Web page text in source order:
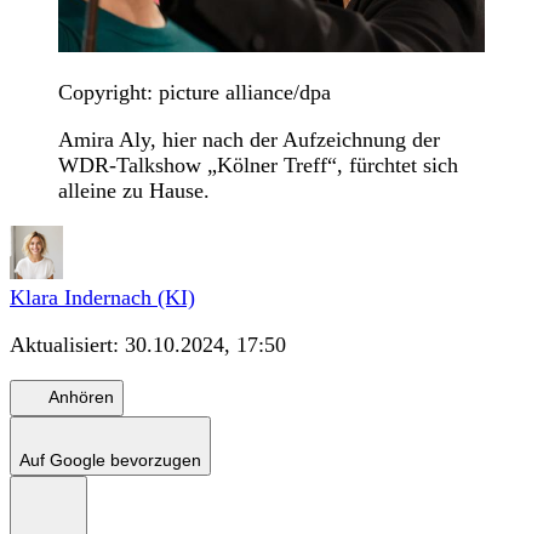
Copyright: picture alliance/dpa
Amira Aly, hier nach der Aufzeichnung der
WDR-Talkshow „Kölner Treff“, fürchtet sich
alleine zu Hause.
Klara Indernach (KI)
Aktualisiert: 30.10.2024, 17:50
Anhören
Auf Google bevorzugen